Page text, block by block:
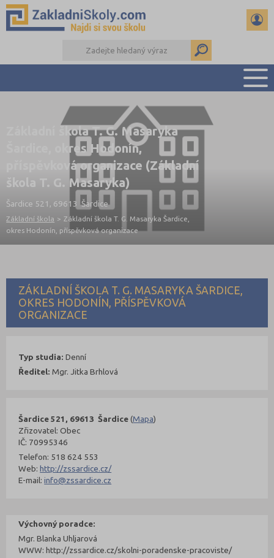
PŘEHLED ŠKOL
PŘIJÍMAČKY NA SŠ
RADY A ČLÁNKY
ČTENÁŘSKÝ DENÍK
DALŠÍ DRUHY ŠKOL
Základní škola T. G. Masaryka
Šardice, okres Hodonín,
příspěvková organizace (Základní
škola T. G. Masaryka)
Šardice 521, 69613 Šardice
Základní škola > Základní škola T. G. Masaryka Šardice,
okres Hodonín, příspěvková organizace
ZÁKLADNÍ ŠKOLA T. G. MASARYKA ŠARDICE,
OKRES HODONÍN, PŘÍSPĚVKOVÁ
ORGANIZACE
Šardice 521, 69613 Šardice(Mapa)
Zřizovatel: Obec
IČ: 70995346
Telefon: 518 624 553
Web:http://zssardice.cz/
E-mail:info@zssardice.cz
Typ studia: Denní
Ředitel: Mgr. Jitka Brhlová
Výchovný poradce:
Mgr. Blanka Uhljarová
WWW: http://zssardice.cz/skolni-poradenske-pracoviste/